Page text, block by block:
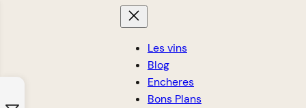
Les vins
Blog
Encheres
Bons Plans